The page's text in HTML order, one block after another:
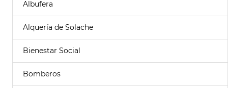
Albufera
Alquería de Solache
Bienestar Social
Bomberos